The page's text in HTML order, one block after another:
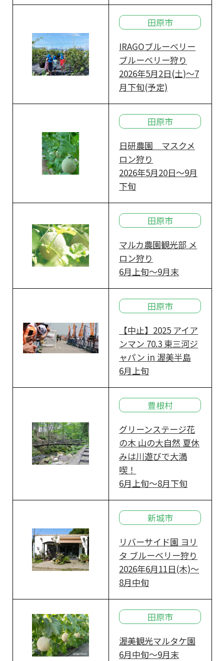
田原市
IRAGOブルーベリー
ブルーベリー狩り
2026年5月2日(土)～7
月下旬(予定)
田原市
日研農園 マスクメ
ロン狩り
2026年5月20日～9月
下旬
田原市
マルカ農園観光部 メ
ロン狩り
6月上旬～9月末
田原市
【中止】2025 アイア
ンマン 70.3 東三河ジ
ャパン in 渥美半島
6月上旬
豊根村
グリーンステージ花
の木 山の大自然 夏休
みは川遊びで大満
喫！
6月上旬～8月下旬
新城市
リバーサイド園 ヨリ
タ ブルーベリー狩り
2026年6月11日(木)～
8月中旬
田原市
渥美観光マルタケ園
6月中旬～9月末